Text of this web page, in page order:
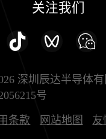
关注我们
深圳辰达半导体
号
条款 网站地图 友